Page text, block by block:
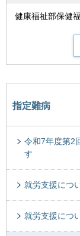
健康福祉部保健
指定難病
令和7年度第2
す
就労支援につ
就労支援につ